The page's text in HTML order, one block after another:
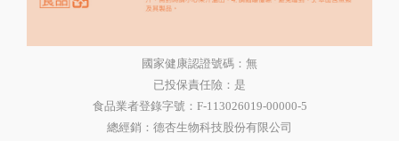
國家健康認證號碼：無
已投保責任險：是
食品業者登錄字號： F-113026019-00000-5
總經銷：德杏生物科技股份有限公司